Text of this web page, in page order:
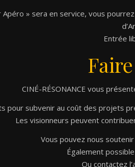
» sera en service, vous
Entrée
CINÉ-RÉSONANCE vous
pour subvenir au coût des projets
Les visionneurs peuvent
Vous pouvez nous soutenir
Également
Ou contactez